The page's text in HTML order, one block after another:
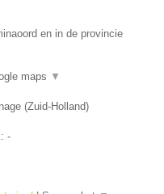
en in de provincie
maps ▼
(Zuid-Holland)
-